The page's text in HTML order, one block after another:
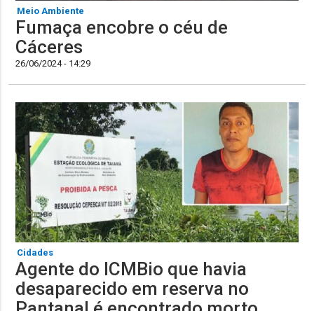
Meio Ambiente
Fumaça encobre o céu de
Cáceres
26/06/2024 - 14:29
Cidades
Agente do ICMBio que havia
desaparecido em reserva no